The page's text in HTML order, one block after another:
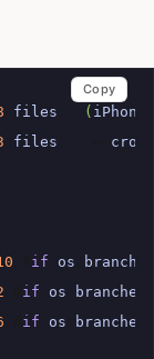
files ( iPhone
files
cross
if os
branches
if os branches
if os branches
Copy